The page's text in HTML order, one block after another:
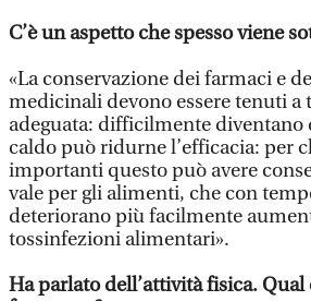
C’è un aspetto che spesso viene
«La conservazione dei farmaci e
medicinali devono essere tenuti a
adeguata: difficilmente diventano
caldo può ridurne l’efficacia: per
importanti questo può avere
vale per gli alimenti, che con
deteriorano più facilmente
tossinfezioni alimentari».
Ha parlato dell’attività fisica.